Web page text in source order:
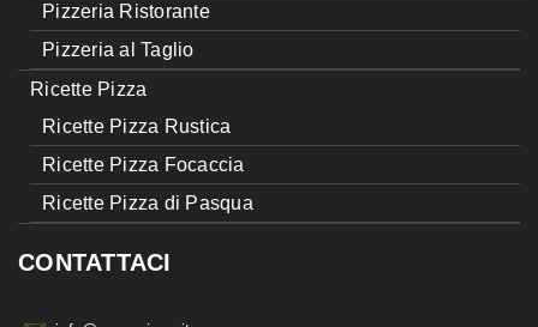
Pizzeria Ristorante
Pizzeria al Taglio
Ricette Pizza
Ricette Pizza Rustica
Ricette Pizza Focaccia
Ricette Pizza di Pasqua
CONTATTACI